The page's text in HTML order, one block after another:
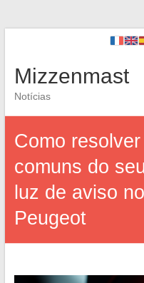
Mizzenmast
Notícias
Como
comuns do
luz de aviso
Peugeot